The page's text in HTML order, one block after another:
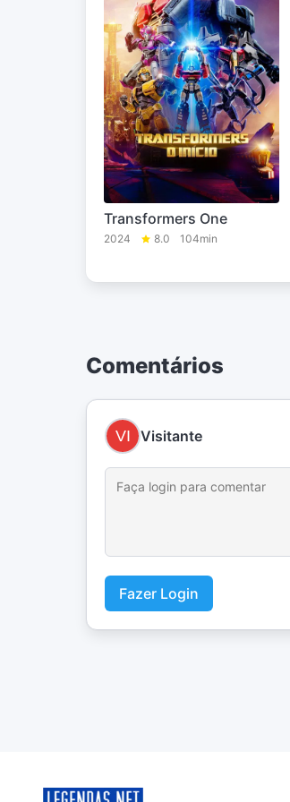
Transformers One
2024 8.0 104min
Comentários
Visitante
Fazer Login